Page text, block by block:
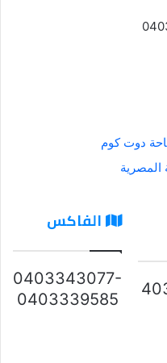
دوت كوم
الفاكس
0403343077-
0403339585